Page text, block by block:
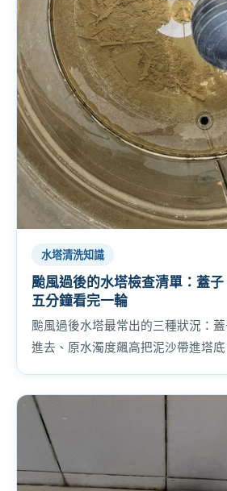
水塔清洗知識
颱風過後的水塔檢查清單：蓋子
五分鐘看完一輪
颱風過後水塔最常出的三種狀況：
進去、原水濁度飆高把泥沙帶進塔